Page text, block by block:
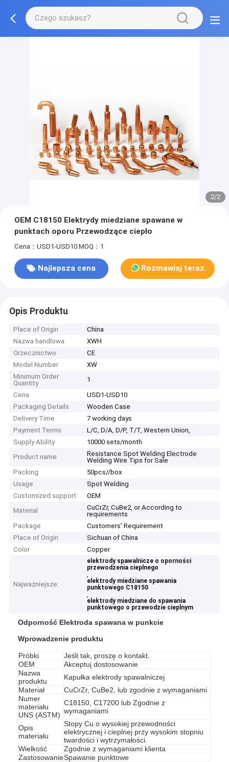
2/2
OEM C18150 Elektrydy miedziane spawane w
punktach oporu Przewodzące ciepło
Cena：USD1-USD10 MOQ：1
Najlepsza cena Rozmawiaj teraz.
Opis Produktu
Place of Origin
China
Nazwa handlowa
XWH
Orzecznictwo
CE
Model Number
XW
Minimum Order
Quantity
1
Cena
USD1-USD10
Packaging Details
Wooden Case
Delivery Time
7 working days
Payment Terms
L/C, D/A, D/P, T/T, Western Union,
Supply Ability
10000 sets/month
Product name
Resistance Spot Welding Electrode
Welding Wire Tips for Sale
Packing
50pcs//box
Usage
Spot Welding
Customized support
OEM
Material
CuCrZr, CuBe2, or According to
requirements
Package
Customers' Requirement
Place of Origin
Sichuan of China
Color
Copper
Najważniejsze:
elektrody spawalnicze o oporności
przewodzenia cieplnego
,
elektrody miedziane spawania
punktowego C18150
,
elektrody miedziane do spawania
punktowego o przewodzie cieplnym
Odporność Elektroda spawana w punkcie
Wprowadzenie produktu
Próbki
Jeśli tak, proszę o kontakt.
OEM
Akceptuj dostosowanie
Nazwa
produktu
Kapułka elektrody spawalniczej
Materiał
CuCrZr, CuBe2, lub zgodnie z wymaganiami
Numer
materiału
UNS (ASTM)
C18150, C17200 lub Zgodnie z
wymaganiami
Opis
materiału
Stopy Cu o wysokiej przewodności
elektrycznej i cieplnej przy wysokim stopniu
twardości i wytrzymałości.
Wielkość
Zgodnie z wymaganiami klienta
ZastosowanieSpawanie punktowe